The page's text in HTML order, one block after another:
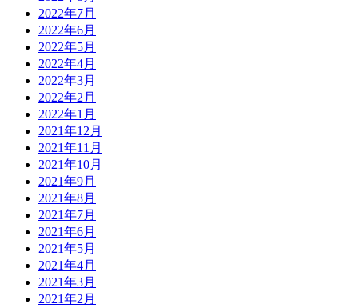
2022年7月
2022年6月
2022年5月
2022年4月
2022年3月
2022年2月
2022年1月
2021年12月
2021年11月
2021年10月
2021年9月
2021年8月
2021年7月
2021年6月
2021年5月
2021年4月
2021年3月
2021年2月